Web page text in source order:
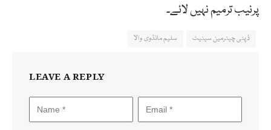
پرنیب ترمیم نہیں لائے۔
ڈپٹی چیئرمین سینیٹ سلیم مانڈوی والا
LEAVE A REPLY